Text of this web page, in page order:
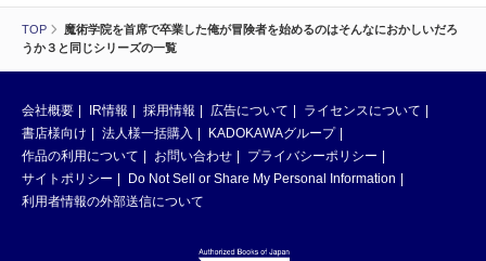
TOP
魔術学院を首席で卒業した俺が冒険者を始めるのはそんなにおかしいだろ
うか３と同じシリーズの一覧
会社概要 IR情報 採用情報 広告について
ライセンスについて
書店様向け
法人様一括購入
KADOKAWAグループ
作品の利用について
お問い合わせ
プライバシーポリシー
サイトポリシー
Do Not Sell or Share My Personal Information
利用者情報の外部送信について